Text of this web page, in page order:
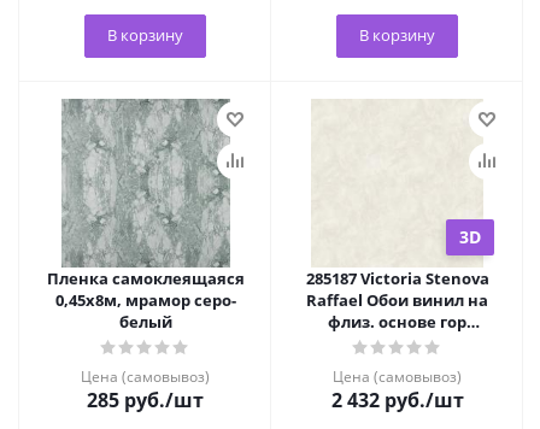
В корзину В корзину
Пленка самоклеящаяся
0,45х8м, мрамор серо-
белый
Цена (самовывоз)
285 руб./шт
3D
285187 Victoria Stenova
Raffael Обои винил на
флиз. основе гор
тиснения 1,06х10м***
Цена (самовывоз)
2 432руб./шт